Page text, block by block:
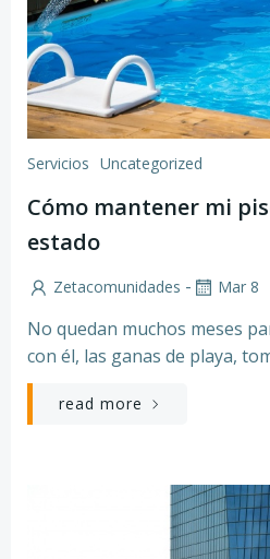
Servicios Uncategorized
Cómo mantener mi
estado
Zetacomunidades - Mar 8
No quedan muchos meses
con él, las ganas de playa,
read more